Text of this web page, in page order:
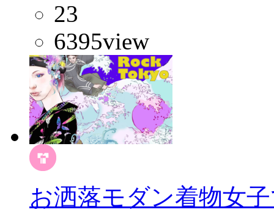
23
6395view
お洒落モダン着物女